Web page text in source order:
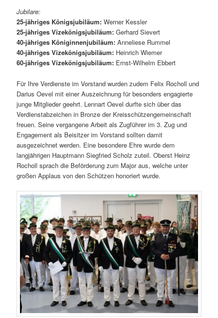
Jubilare:
25-jähriges Königsjubiläum: Werner Kessler
25-jähriges Vizekönigsjubiläum:Gerhard Sievert
40-jähriges Königinnenjubiläum:Anneliese Rummel
40-jähriges Vizekönigsjubiläum: Heinrich Wiemer
60-jähriges Vizekönigsjubiläum: Ernst-Wilhelm Ebbert
Für Ihre Verdienste im Vorstand wurden zudem Felix Rocholl und
Darius Oevel mit einer Auszeichnung für besonders engagierte
junge Mitglieder geehrt. Lennart Oevel durfte sich über das
Verdienstabzeichen in Bronze der Kreisschützengemeinschaft
freuen. Seine vergangene Arbeit als Zugführer im 3. Zug und
Engagement als Beisitzer im Vorstand sollten damit
ausgezeichnet werden. Eine besondere Ehre wurde dem
langjährigen Hauptmann Siegfried Scholz zuteil. Oberst Heinz
Rocholl sprach die Beförderung zum Major aus, welche unter
großen Applaus von den Schützen honoriert wurde.